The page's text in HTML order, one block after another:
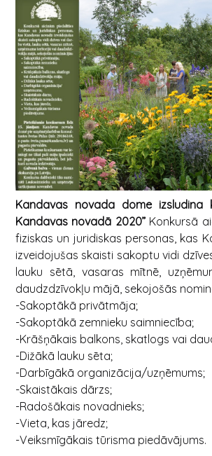
Kandavas novada dome izsludina
Kandavas novadā 2020” Konkursā
fiziskas un juridiskas personas, kas
izveidojušas skaisti sakoptu vidi
lauku sētā, vasaras mītnē,
daudzdzīvokļu mājā, sekojošās
-Sakoptākā privātmāja;
-Sakoptākā zemnieku saimniecība;
-Krāšņākais balkons, skatlogs vai
-Dižākā lauku sēta;
-Darbīgākā organizācija/uzņēmums;
-Skaistākais dārzs;
-Radošākais novadnieks;
-Vieta, kas jāredz;
-Veiksmīgākais tūrisma piedāvājums.